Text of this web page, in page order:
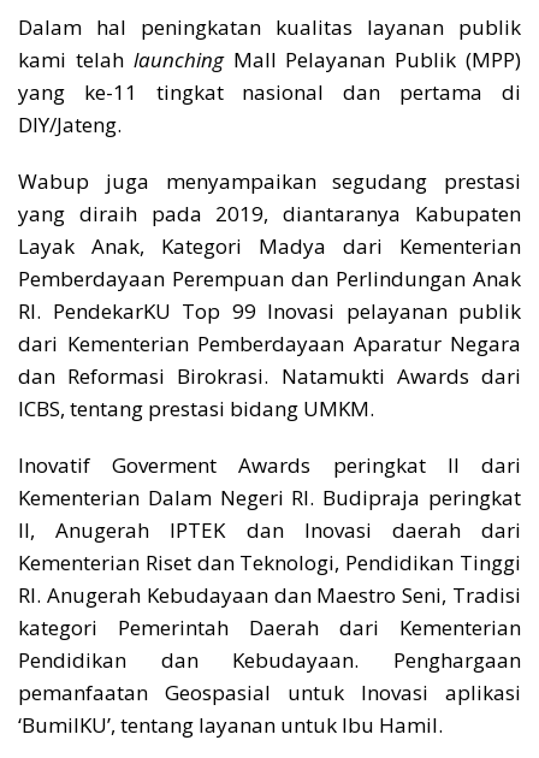
Dalam hal peningkatan kualitas layanan publik
kami telah launchingMall Pelayanan Publik (MPP)
yang ke-11 tingkat nasional dan pertama di
DIY/Jateng.
Wabup juga menyampaikan segudang prestasi
yang diraih pada 2019, diantaranya Kabupaten
Layak Anak, Kategori Madya dari Kementerian
Pemberdayaan Perempuan dan Perlindungan Anak
RI. PendekarKU Top 99 Inovasi pelayanan publik
dari Kementerian Pemberdayaan Aparatur Negara
dan Reformasi Birokrasi. Natamukti Awards dari
ICBS, tentang prestasi bidang UMKM.
Inovatif Goverment Awards peringkat II dari
Kementerian Dalam Negeri RI. Budipraja peringkat
II, Anugerah IPTEK dan Inovasi daerah dari
Kementerian Riset dan Teknologi, Pendidikan Tinggi
RI. Anugerah Kebudayaan dan Maestro Seni, Tradisi
kategori Pemerintah Daerah dari Kementerian
Pendidikan dan Kebudayaan. Penghargaan
pemanfaatan Geospasial untuk Inovasi aplikasi
‘BumilKU’, tentang layanan untuk Ibu Hamil.